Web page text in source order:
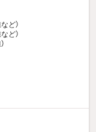
など）
など）